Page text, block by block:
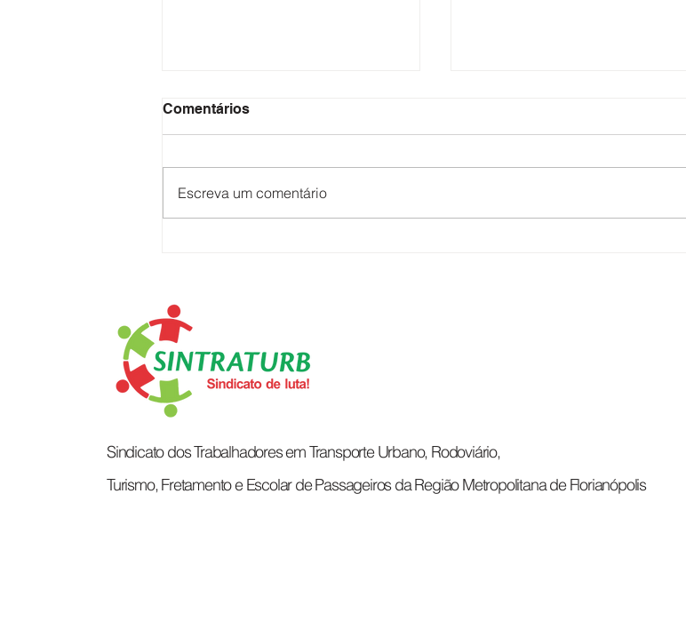
Comentários
Escreva um comentário
Sindicato dos Trabalhadores em Transporte Urbano, Rodoviário,
Turismo, Fretamento e Escolar de Passageiros da Região Metropolitana de Florianópolis